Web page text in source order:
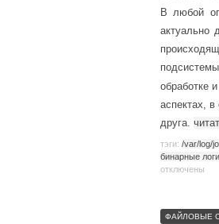
В любой
актуально
обработке
аспектах,
друга.
тэги: /var/log/
бинарные логи
отключены
ФАЙЛОВЫЕ